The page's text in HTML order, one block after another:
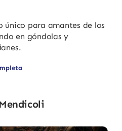
único para amantes de los
en góndolas y